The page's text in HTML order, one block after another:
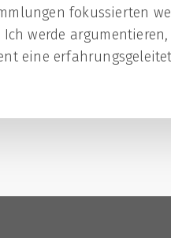
fokussierten
werde
eine